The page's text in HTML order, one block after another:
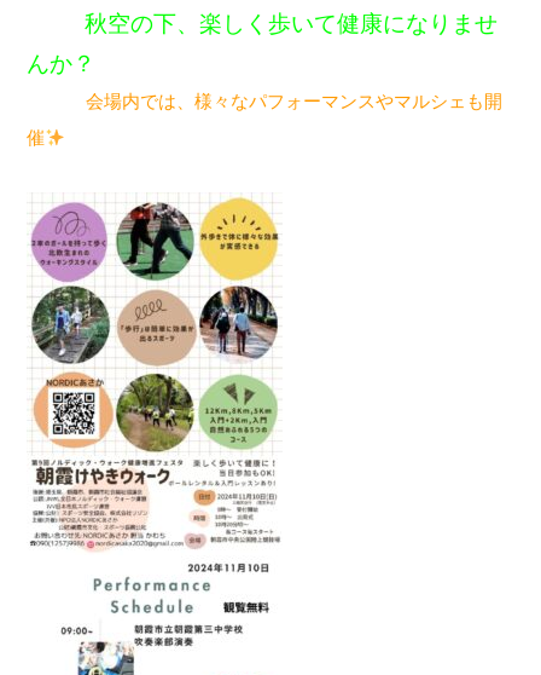
秋空の下、楽しく歩いて健康になりませ
んか？
会場内では、様々なパフォーマンスやマルシェも開
催